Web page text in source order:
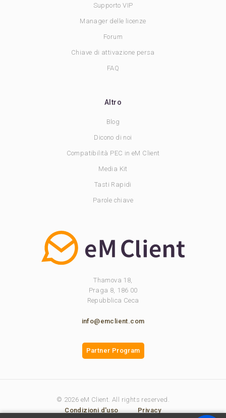
Supporto VIP
Manager delle licenze
Forum
Chiave di attivazione persa
FAQ
Altro
Blog
Dicono di noi
Compatibilità PEC in eM Client
Media Kit
Tasti Rapidi
Parole chiave
Thamova 18,
Praga 8, 186 00
Repubblica Ceca
info@emclient.com
Partner Program
© 2026 eM Client. All rights reserved.
Condizioni d'uso
Privacy